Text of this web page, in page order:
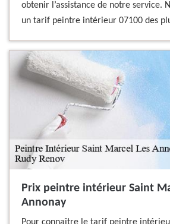
obtenir l’assistance de notre service.
un tarif peintre intérieur 07100 des
Prix peintre intérieur Saint
Annonay